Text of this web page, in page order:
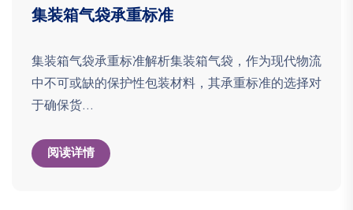
集装箱气袋承重标准
集装箱气袋承重标准解析集装箱气袋，作为现代物流
中不可或缺的保护性包装材料，其承重标准的选择对
于确保货...
阅读详情